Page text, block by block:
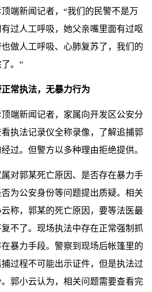
端新闻记者，“我们的民警不是万
过人工呼吸，她父亲嘴里面有过呕
做人工呼吸、心肺复苏了，我们的
。”
常执法，无暴力行为
端新闻记者，家属向开发区公安分
执法记录仪全称录像，了解追捕郭
过。但警方以多种理由拒绝提供。
对郭某死亡原因、是否存在暴力手
为公安身份等问题提出质疑。相关
称，郭某的死亡原因，要等法医最
不了。现场执法中存在正常强制抓
暴力手段。警察到现场后帐篷里的
过程不可能出示证件，但是执法过
郭小云认为，相关问题需要查看完